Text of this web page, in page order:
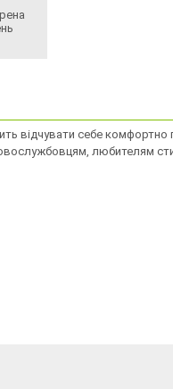
відчувати себе комфортно
любителям